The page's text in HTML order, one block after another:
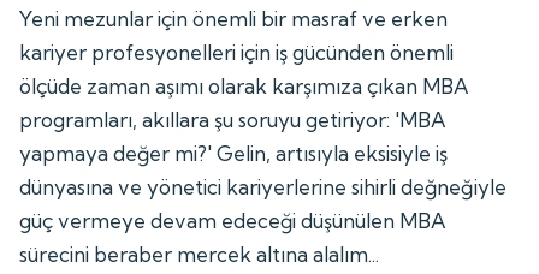
Yeni mezunlar için önemli bir masraf ve erken
kariyer profesyonelleri için iş gücünden önemli
ölçüde zaman aşımı olarak karşımıza çıkan MBA
programları, akıllara şu soruyu getiriyor: 'MBA
yapmaya değer mi?' Gelin, artısıyla eksisiyle iş
dünyasına ve yönetici kariyerlerine sihirli değneğiyle
güç vermeye devam edeceği düşünülen MBA
sürecini beraber mercek altına alalım...